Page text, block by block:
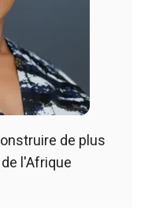
de plus
l'Afrique